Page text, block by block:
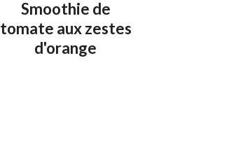
Smoothie de
tomate aux zestes
d'orange